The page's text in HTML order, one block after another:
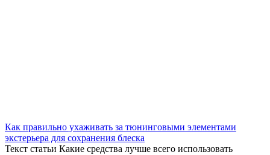
Как правильно ухаживать за тюнинговыми элементами
экстерьера для сохранения блеска
Текст статьи Какие средства лучше всего использовать